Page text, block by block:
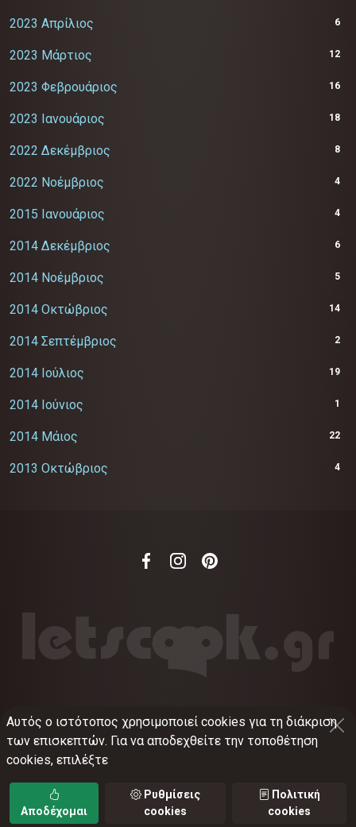
2023 Απρίλιος 6
2023 Μάρτιος 12
2023 Φεβρουάριος 16
2023 Ιανουάριος 18
2022 Δεκέμβριος 8
2022 Νοέμβριος 4
2015 Ιανουάριος 4
2014 Δεκέμβριος 6
2014 Νοέμβριος 5
2014 Οκτώβριος 14
2014 Σεπτέμβριος 2
2014 Ιούλιος 19
2014 Ιούνιος 1
2014 Μάιος 22
2013 Οκτώβριος 4
©2012-2026 LETSCOOK.GRΑριθμός ΓΕΜΗ:
021375326001
Όροι χρήσης•Πολιτική απορρήτου
cookies• Ρυθμίσεις cookies
Αυτός ο ιστότοπος χρησιμοποιεί cookies για τη διάκριση
των επισκεπτών. Για να αποδεχθείτε την τοποθέτηση
cookies, επιλέξτε
Αποδέχομαι
Ρυθμίσεις
cookies
Πολιτική
cookies